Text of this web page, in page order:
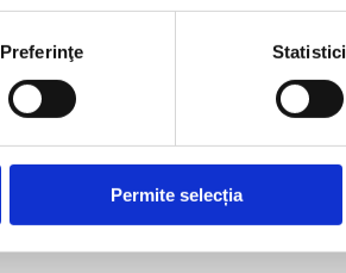
Preferinţe Statistici
Permite selecția
BEAUTY PARTNERS